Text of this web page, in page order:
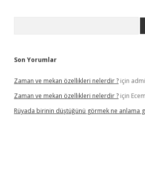
Son Yorumlar
Zaman ve mekan özellikleri nelerdir ? için
Zaman ve mekan özellikleri nelerdir ? için
Rüyada birinin düştüğünü görmek ne anlama